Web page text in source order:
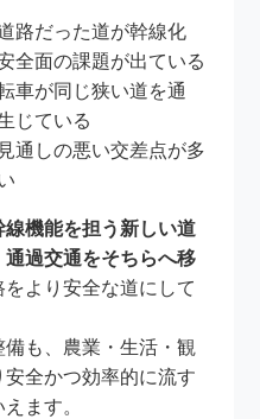
路だった道が幹線化
全面の課題が出ている
車が同じ狭い道を通
じている
通しの悪い交差点が多
線機能を担う新しい道
過交通をそちらへ移
より安全な道にして
も、農業・生活・観
全かつ効率的に流す
ます。